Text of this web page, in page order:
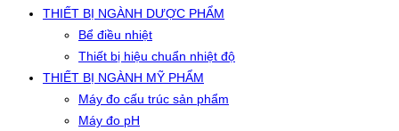
THIẾT BỊ NGÀNH DƯỢC PHẨM
Bể điều nhiệt
Thiết bị hiệu chuẩn nhiệt độ
THIẾT BỊ NGÀNH MỸ PHẨM
Máy đo cấu trúc sản phẩm
Máy đo pH